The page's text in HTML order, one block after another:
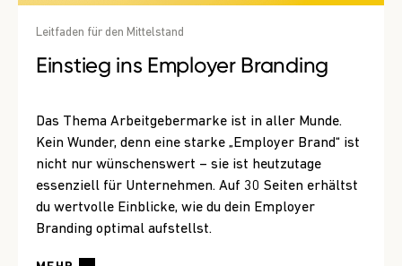
Leitfaden für den Mittelstand
Einstieg ins Employer Branding
Das Thema Arbeitgebermarke ist in aller Munde.
Kein Wunder, denn eine starke „Employer Brand“ ist
nicht nur wünschenswert – sie ist heutzutage
essenziell für Unternehmen. Auf 30 Seiten erhältst
du wertvolle Einblicke, wie du dein Employer
Branding optimal aufstellst.